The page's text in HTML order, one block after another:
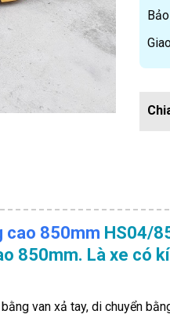
cao 850mm HS04/
850mm. Là xe có
van xả tay, di chuyển